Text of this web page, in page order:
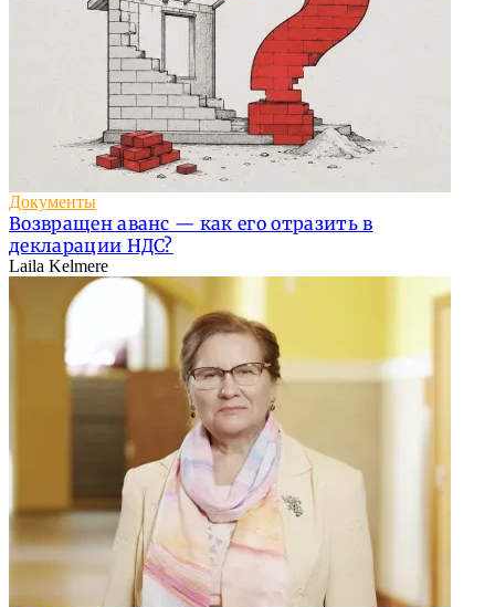
Документы
Возвращен аванс — как его отразить в
декларации НДС?
Laila Kelmere